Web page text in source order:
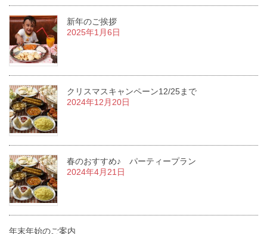
新年のご挨拶
2025年1月6日
クリスマスキャンペーン12/25まで
2024年12月20日
春のおすすめ♪ パーティープラン
2024年4月21日
年末年始のご案内